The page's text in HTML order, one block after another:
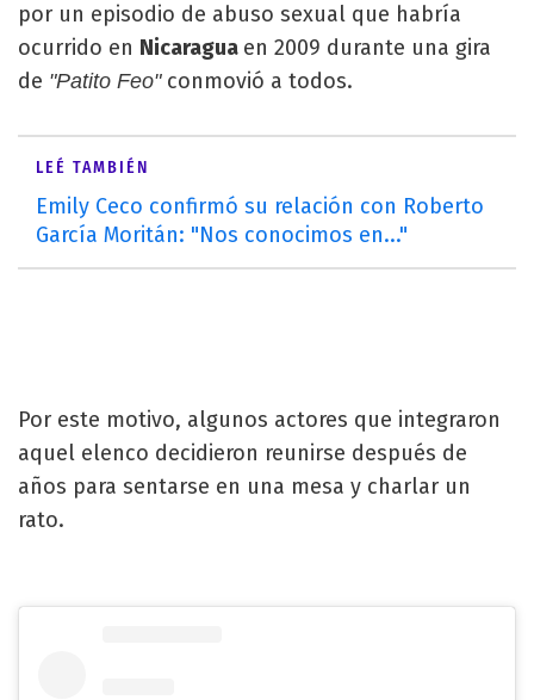
por un episodio de abuso sexual que habría
ocurrido en Nicaragua en 2009 durante una gira
de "Patito Feo" conmovió a todos.
LEÉ TAMBIÉN
Emily Ceco confirmó su relación con Roberto
García Moritán: "Nos conocimos en..."
Por este motivo, algunos actores que integraron
aquel elenco decidieron reunirse después de
años para sentarse en una mesa y charlar un
rato.